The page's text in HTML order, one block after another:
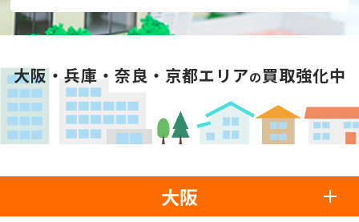
大阪・兵庫・奈良・京都エリアの買取強化中
大阪